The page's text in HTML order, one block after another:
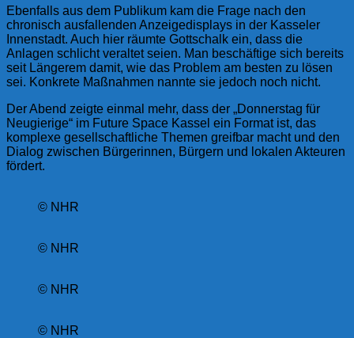
Ebenfalls aus dem Publikum kam die Frage nach den
chronisch ausfallenden Anzeigedisplays in der Kasseler
Innenstadt. Auch hier räumte Gottschalk ein, dass die
Anlagen schlicht veraltet seien. Man beschäftige sich bereits
seit Längerem damit, wie das Problem am besten zu lösen
sei. Konkrete Maßnahmen nannte sie jedoch noch nicht.
Der Abend zeigte einmal mehr, dass der „Donnerstag für
Neugierige“ im Future Space Kassel ein Format ist, das
komplexe gesellschaftliche Themen greifbar macht und den
Dialog zwischen Bürgerinnen, Bürgern und lokalen Akteuren
fördert.
© NHR
© NHR
© NHR
© NHR